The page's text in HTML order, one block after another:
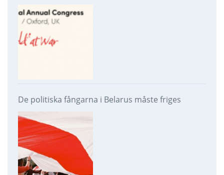
De politiska fångarna i Belarus måste friges